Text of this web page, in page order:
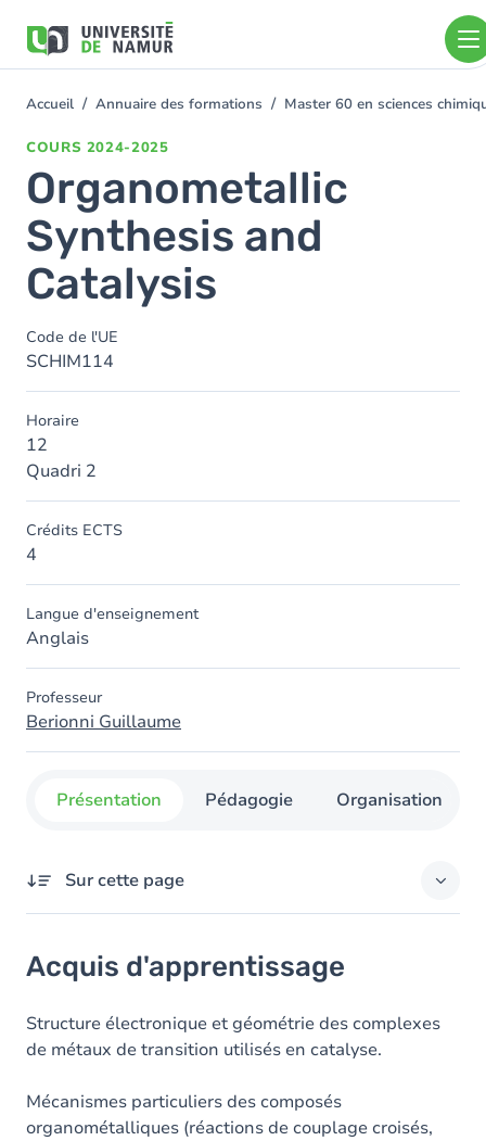
contenu
You
Accueil Annuaire des formations Master 60 en sciences
COURS 2024-2025
Organometallic
Synthesis and
Catalysis
Code de l'UE
SCHIM114
Horaire
12
Quadri 2
Crédits ECTS
4
Langue d'enseignement
Anglais
Professeur
Berionni Guillaume
Présentation Pédagogie Organisation
Sur cette page
Objectifs
Contenu
Exercices
Acquis d'apprentissage
Structure électronique et géométrie des complexes
de métaux de transition utilisés en catalyse.
Mécanismes particuliers des composés
organométalliques (réactions de couplage croisés,